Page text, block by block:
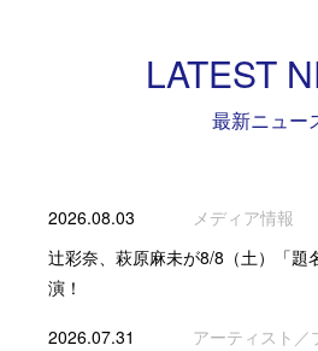
LATEST
最新ニュー
2026.08.03
メディア情報
辻彩奈、萩原麻未が8/8（土）「題
演！
2026.07.31
アーティスト／